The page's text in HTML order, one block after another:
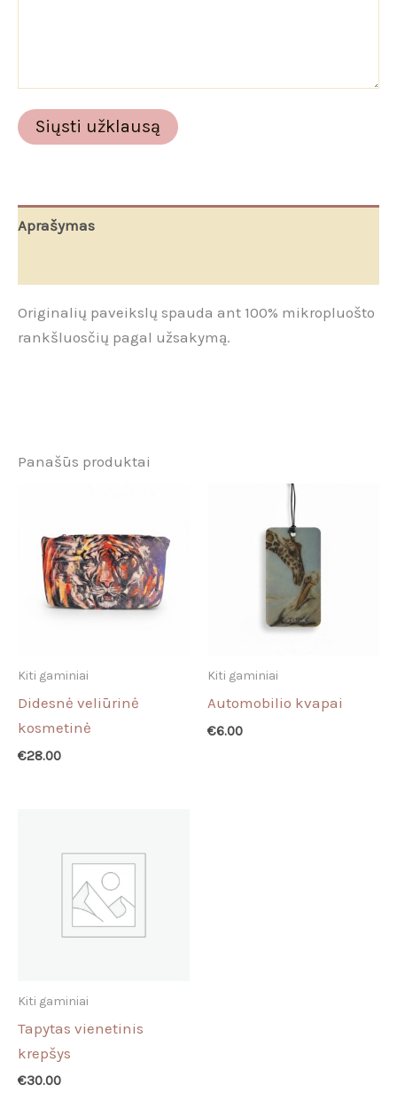
Aprašymas
Originalių paveikslų spauda ant 100% mikropluošto
rankšluosčių pagal užsakymą.
Panašūs produktai
Kiti gaminiai
Didesnė veliūrinė
kosmetinė
€28.00
Kiti gaminiai
Automobilio kvapai
€6.00
Kiti gaminiai
Tapytas vienetinis
krepšys
€30.00